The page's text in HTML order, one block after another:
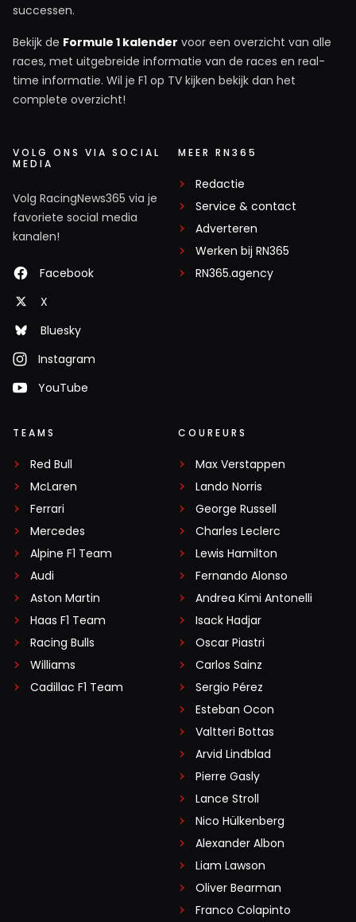
successen.
Bekijk de Formule 1 kalender voor een overzicht van alle
races, met uitgebreide informatie van de races en real-
time informatie. Wil je F1 op TV kijken bekijk dan het
complete overzicht!
VOLG ONS VIA SOCIAL
MEDIA
Volg RacingNews365 via je
favoriete social media
kanalen!
Facebook
X
Bluesky
Instagram
YouTube
MEER RN365
Redactie
Service & contact
Adverteren
Werken bij RN365
RN365.agency
TEAMS
Red Bull
McLaren
Ferrari
Mercedes
Alpine F1 Team
Audi
Aston Martin
Haas F1 Team
Racing Bulls
Williams
Cadillac F1 Team
COUREURS
Max Verstappen
Lando Norris
George Russell
Charles Leclerc
Lewis Hamilton
Fernando Alonso
Andrea Kimi Antonelli
Isack Hadjar
Oscar Piastri
Carlos Sainz
Sergio Pérez
Esteban Ocon
Valtteri Bottas
Arvid Lindblad
Pierre Gasly
Lance Stroll
Nico Hülkenberg
Alexander Albon
Liam Lawson
Oliver Bearman
Franco Colapinto